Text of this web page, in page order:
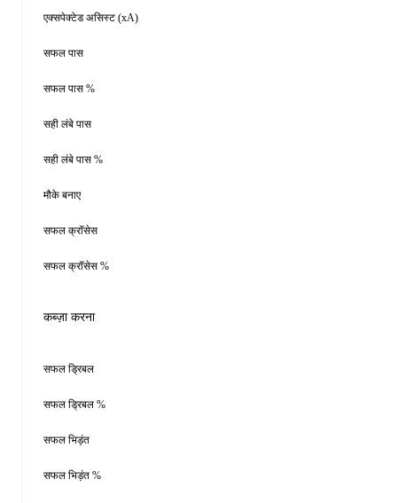
एक्सपेक्टेड असिस्ट (xA)
सफल पास
सफल पास %
सही लंबे पास
सही लंबे पास %
मौके बनाए
सफल क्रॉसेस
सफल क्रॉसेस %
कब्ज़ा करना
सफल ड्रिबल
सफल ड्रिबल %
सफल भिड़ंत
सफल भिड़ंत %